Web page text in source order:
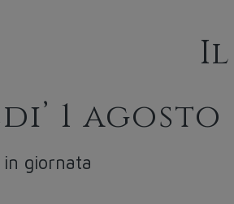
Il
1 agosto
giornata